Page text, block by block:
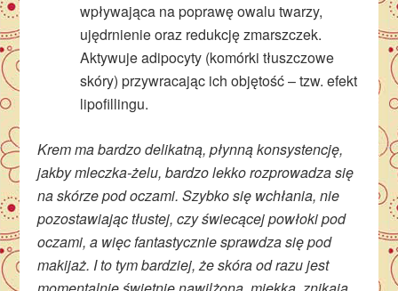
wpływająca na poprawę owalu twarzy,
ujędrnienie oraz redukcję zmarszczek.
Aktywuje adipocyty (komórki tłuszczowe
skóry) przywracając ich objętość – tzw. efekt
lipofillingu.
Krem ma bardzo delikatną, płynną konsystencję,
jakby mleczka-żelu, bardzo lekko rozprowadza się
na skórze pod oczami. Szybko się wchłania, nie
pozostawiając tłustej, czy świecącej powłoki pod
oczami, a więc fantastycznie sprawdza się pod
makijaż. I to tym bardziej, że skóra od razu jest